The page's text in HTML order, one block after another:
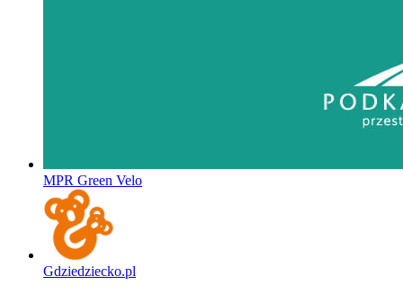
MPR Green Velo
Gdziedziecko.pl